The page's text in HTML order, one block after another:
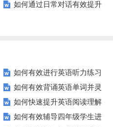
提高英语词汇量？
如何通过日常对话有效提升
如何有效进行英语听力练习
以快速提升？
如何有效背诵英语单词并灵
活运用？
如何快速提升英语阅读理解
能力？这些技巧你必须知道！
如何有效辅导四年级学生进